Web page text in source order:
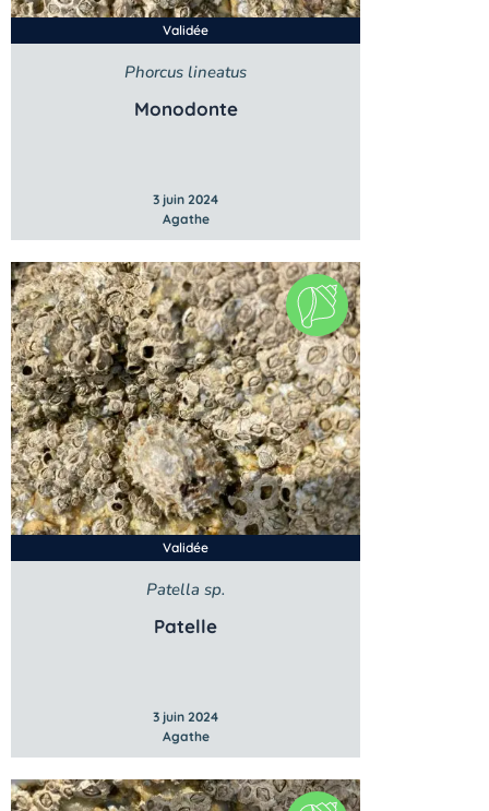
Validée
Phorcus lineatus
Monodonte
3 juin 2024
Agathe
Validée
Patella sp.
Patelle
3 juin 2024
Agathe